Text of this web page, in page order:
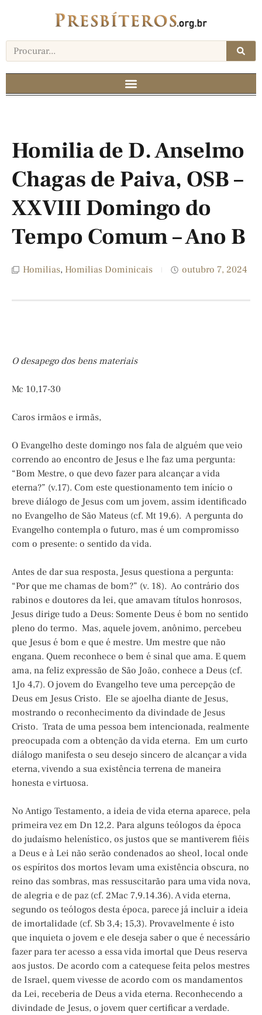
Homilia de D. Anselmo
Chagas de Paiva, OSB –
XXVIII Domingo do
Tempo Comum – Ano B
Homilias, Homilias Dominicais outubro 7, 2024
O desapego dos bens materiais
Mc 10,17-30
Caros irmãos e irmãs,
O Evangelho deste domingo nos fala de alguém que veio
correndo ao encontro de Jesus e lhe faz uma pergunta:
“Bom Mestre, o que devo fazer para alcançar a vida
eterna?” (v.17). Com este questionamento tem início o
breve diálogo de Jesus com um jovem, assim identificado
no Evangelho de São Mateus (cf. Mt 19,6). A pergunta do
Evangelho contempla o futuro, mas é um compromisso
com o presente: o sentido da vida.
Antes de dar sua resposta, Jesus questiona a pergunta:
“Por que me chamas de bom?” (v. 18). Ao contrário dos
rabinos e doutores da lei, que amavam títulos honrosos,
Jesus dirige tudo a Deus: Somente Deus é bom no sentido
pleno do termo. Mas, aquele jovem, anônimo, percebeu
que Jesus é bom e que é mestre. Um mestre que não
engana. Quem reconhece o bem é sinal que ama. E quem
ama, na feliz expressão de São João, conhece a Deus (cf.
1Jo 4,7). O jovem do Evangelho teve uma percepção de
Deus em Jesus Cristo. Ele se ajoelha diante de Jesus,
mostrando o reconhecimento da divindade de Jesus
Cristo. Trata de uma pessoa bem intencionada, realmente
preocupada com a obtenção da vida eterna. Em um curto
diálogo manifesta o seu desejo sincero de alcançar a vida
eterna, vivendo a sua existência terrena de maneira
honesta e virtuosa.
No Antigo Testamento, a ideia de vida eterna aparece, pela
primeira vez em Dn 12,2. Para alguns teólogos da época
do judaísmo helenístico, os justos que se mantiverem fiéis
a Deus e à Lei não serão condenados ao sheol, local onde
os espíritos dos mortos levam uma existência obscura, no
reino das sombras, mas ressuscitarão para uma vida nova,
de alegria e de paz (cf. 2Mac 7,9.14.36). A vida eterna,
segundo os teólogos desta época, parece já incluir a ideia
de imortalidade (cf. Sb 3,4; 15,3). Provavelmente é isto
que inquieta o jovem e ele deseja saber o que é necessário
fazer para ter acesso a essa vida imortal que Deus reserva
aos justos. De acordo com a catequese feita pelos mestres
de Israel, quem vivesse de acordo com os mandamentos
da Lei, receberia de Deus a vida eterna. Reconhecendo a
divindade de Jesus, o jovem quer certificar a verdade.